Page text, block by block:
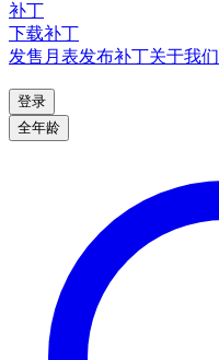
补丁
下载补丁
发售月表发布补丁关于我们
登录
全年龄